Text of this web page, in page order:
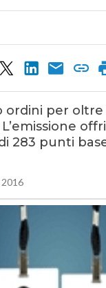
ordini per oltre
283 punti